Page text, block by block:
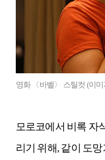
영화 〈바벨〉 스틸컷 (이
모로코에서 비록 자
리기 위해, 같이 도